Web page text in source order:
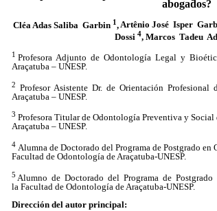
abogados?
Cléa Adas Saliba Garbin 1,Artênio José Isper
Dossi 4, Marcos Tadeu
1 Profesora Adjunto de Odontología Legal y
Araçatuba – UNESP.
2 Profesor Asistente Dr. de Orientación Profesional
Araçatuba – UNESP.
3 Profesora Titular de Odontología Preventiva y
Araçatuba – UNESP.
4 Alumna de Doctorado del Programa de Postgrado
Facultad de Odontología de Araçatuba-UNESP.
5 Alumno de Doctorado del Programa de Postgrado
la Facultad de Odontología de Araçatuba-UNESP.
Dirección del autor principal: